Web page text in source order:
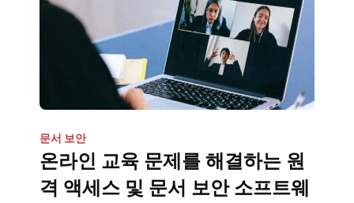
문서 보안
온라인 교육 문제를 해결하는 원
격 액세스 및 문서 보안 소프트웨